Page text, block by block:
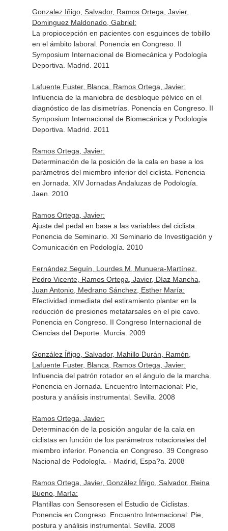
Gonzalez Iñigo, Salvador, Ramos Ortega, Javier,
Dominguez Maldonado, Gabriel:
La propiocepción en pacientes con esguinces de tobillo
en el ámbito laboral. Ponencia en Congreso. II
Symposium Internacional de Biomecánica y Podología
Deportiva. Madrid. 2011
Lafuente Fuster, Blanca, Ramos Ortega, Javier:
Influencia de la maniobra de desbloque pélvico en el
diagnóstico de las disimetrías. Ponencia en Congreso. II
Symposium Internacional de Biomecánica y Podología
Deportiva. Madrid. 2011
Ramos Ortega, Javier:
Determinación de la posición de la cala en base a los
parámetros del miembro inferior del ciclista. Ponencia
en Jornada. XIV Jornadas Andaluzas de Podología.
Jaen. 2010
Ramos Ortega, Javier:
Ajuste del pedal en base a las variables del ciclista.
Ponencia de Seminario. XI Seminario de Investigación y
Comunicación en Podología. 2010
Fernández Seguín, Lourdes M, Munuera-Martínez,
Pedro Vicente, Ramos Ortega, Javier, Díaz Mancha,
Juan Antonio, Medrano Sánchez, Esther María:
Efectividad inmediata del estiramiento plantar en la
reducción de presiones metatarsales en el pie cavo.
Ponencia en Congreso. II Congreso Internacional de
Ciencias del Deporte. Murcia. 2009
González Íñigo, Salvador, Mahillo Durán, Ramón,
Lafuente Fuster, Blanca, Ramos Ortega, Javier:
Influencia del patrón rotador en el ángulo de la marcha.
Ponencia en Jornada. Encuentro Internacional: Pie,
postura y análisis instrumental. Sevilla. 2008
Ramos Ortega, Javier:
Determinación de la posición angular de la cala en
ciclistas en función de los parámetros rotacionales del
miembro inferior. Ponencia en Congreso. 39 Congreso
Nacional de Podología. - Madrid, Espa?a. 2008
Ramos Ortega, Javier, González Íñigo, Salvador, Reina
Bueno, María:
Plantillas con Sensoresen el Estudio de Ciclistas.
Ponencia en Congreso. Encuentro Internacional: Pie,
postura y análisis instrumental. Sevilla. 2008